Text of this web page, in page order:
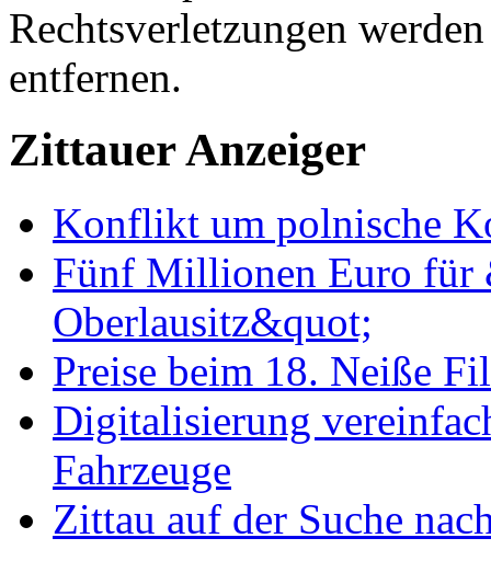
Rechtsverletzungen
entfernen.
Zittauer Anzeiger
Konflikt um polnische
Fünf Millionen Euro für
Oberlausitz&quot;
Preise beim 18. Neiße
Digitalisierung
Fahrzeuge
Zittau auf der Suche